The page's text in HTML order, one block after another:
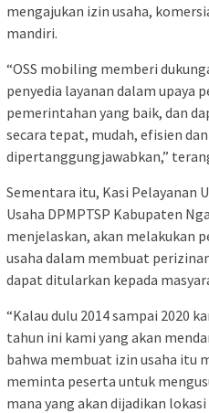
mengajukan izin usaha,
mandiri.
“OSS mobiling memberi
penyedia layanan dalam upaya
pemerintahan yang baik, dan
secara tepat, mudah, efisien
dipertanggungjawabkan,”
Sementara itu, Kasi Pelayanan
Usaha DPMPTSP Kabupaten
menjelaskan, akan melakukan
usaha dalam membuat
dapat ditularkan kepada
“Kalau dulu 2014 sampai 2020
tahun ini kami yang akan
bahwa membuat izin usaha itu
meminta peserta untuk
mana yang akan dijadikan